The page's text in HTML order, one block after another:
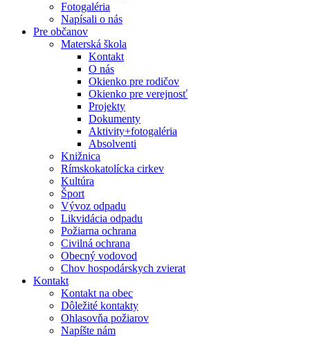
Fotogaléria
Napísali o nás
Pre občanov
Materská škola
Kontakt
O nás
Okienko pre rodičov
Okienko pre verejnosť
Projekty
Dokumenty
Aktivity+fotogaléria
Absolventi
Knižnica
Rímskokatolícka cirkev
Kultúra
Šport
Vývoz odpadu
Likvidácia odpadu
Požiarna ochrana
Civilná ochrana
Obecný vodovod
Chov hospodárskych zvierat
Kontakt
Kontakt na obec
Dôležité kontakty
Ohlasovňa požiarov
Napíšte nám